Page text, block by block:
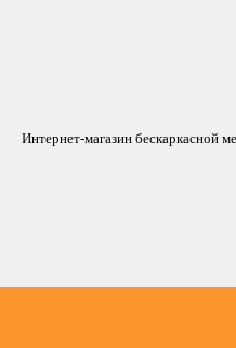
Интернет-магазин бескаркасной